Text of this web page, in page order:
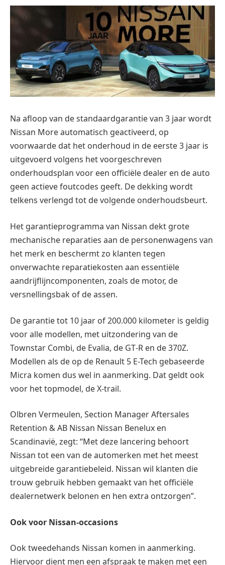
Na afloop van de standaardgarantie van 3 jaar wordt
Nissan More automatisch geactiveerd, op
voorwaarde dat het onderhoud in de eerste 3 jaar is
uitgevoerd volgens het voorgeschreven
onderhoudsplan voor een officiële dealer en de auto
geen actieve foutcodes geeft. De dekking wordt
telkens verlengd tot de volgende onderhoudsbeurt.
Het garantieprogramma van Nissan dekt grote
mechanische reparaties aan de personenwagens van
het merk en beschermt zo klanten tegen
onverwachte reparatiekosten aan essentiële
aandrijflijncomponenten, zoals de motor, de
versnellingsbak of de assen.
De garantie tot 10 jaar of 200.000 kilometer is geldig
voor alle modellen, met uitzondering van de
Townstar Combi, de Evalia, de GT‑R en de 370Z.
Modellen als de op de Renault 5 E-Tech gebaseerde
Micra komen dus wel in aanmerking. Dat geldt ook
voor het topmodel, de X-trail.
Olbren Vermeulen, Section Manager Aftersales
Retention & AB Nissan Nissan Benelux en
Scandinavië, zegt: “Met deze lancering behoort
Nissan tot een van de automerken met het meest
uitgebreide garantiebeleid. Nissan wil klanten die
trouw gebruik hebben gemaakt van het officiële
dealernetwerk belonen en hen extra ontzorgen”.
Ook voor Nissan-occasions
Ook tweedehands Nissan komen in aanmerking.
Hiervoor dient men een afspraak te maken met een